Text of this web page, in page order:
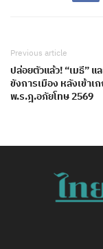
Previous article
ปล่อยตัวแล้ว! “เมธี” แ
ขังการเมือง หลังเข้าเ
พ.ร.ฎ.อภัยโทษ 2569